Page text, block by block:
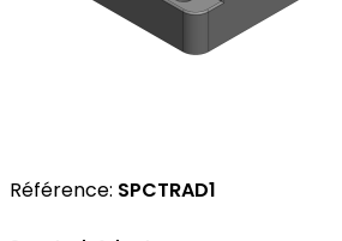
Référence: SPCTRAD1